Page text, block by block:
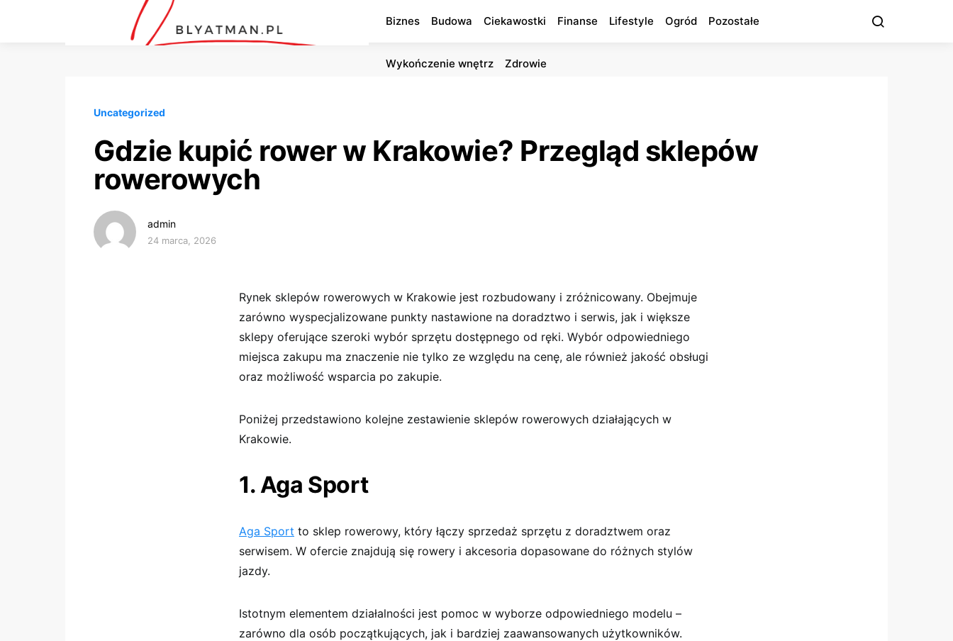
Biznes Budowa Ciekawostki Finanse Lifestyle Ogród Pozostałe
Wykończenie wnętrz Zdrowie
Uncategorized
Gdzie kupić rower w Krakowie? Przegląd sklepów
rowerowych
admin
24 marca, 2026
Rynek sklepów rowerowych w Krakowie jest rozbudowany i zróżnicowany. Obejmuje
zarówno wyspecjalizowane punkty nastawione na doradztwo i serwis, jak i większe
sklepy oferujące szeroki wybór sprzętu dostępnego od ręki. Wybór odpowiedniego
miejsca zakupu ma znaczenie nie tylko ze względu na cenę, ale również jakość obsługi
oraz możliwość wsparcia po zakupie.
Poniżej przedstawiono kolejne zestawienie sklepów rowerowych działających w
Krakowie.
1. Aga Sport
Aga Sport to sklep rowerowy, który łączy sprzedaż sprzętu z doradztwem oraz
serwisem. W ofercie znajdują się rowery i akcesoria dopasowane do różnych stylów
jazdy.
Istotnym elementem działalności jest pomoc w wyborze odpowiedniego modelu –
zarówno dla osób początkujących, jak i bardziej zaawansowanych użytkowników.